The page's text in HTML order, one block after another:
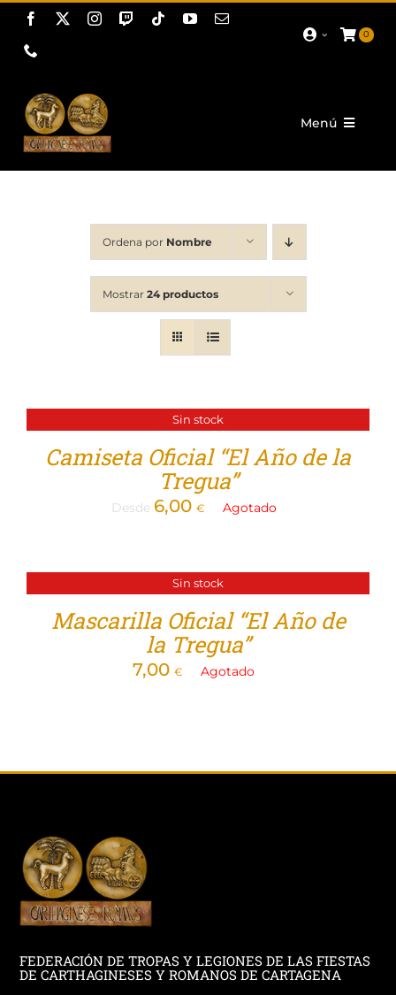
Saltar
contenido
0
Menú
Corporativo
Tropas y Legiones
Ordena por Nombre
Mostrar 24 productos
Sin stock
Camiseta Oficial “El Año de la
Tregua”
Desde 6,00 € Agotado
Sin stock
Mascarilla Oficial “El Año de
la Tregua”
7,00 € Agotado
FEDERACIÓN DE TROPAS Y LEGIONES DE LAS FIESTAS
DE CARTHAGINESES Y ROMANOS DE CARTAGENA